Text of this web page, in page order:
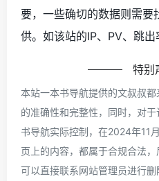
要，一些确切的数据则需要
供。如该站的IP、PV、跳出
特别
本站一本书导航提供的文叔叔
的准确性和完整性，同时，对
书导航实际控制，在2024年11
页上的内容，都属于合规合法，
可以直接联系网站管理员进行